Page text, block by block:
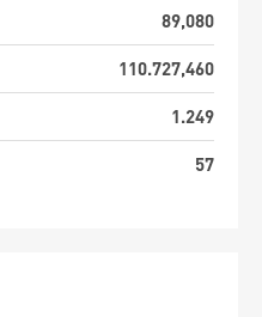
89,080
110.727,460
1.249
57